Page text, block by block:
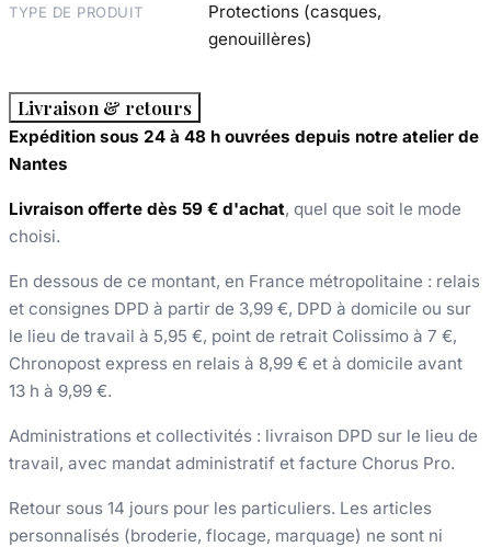
TYPE DE PRODUIT
Protections (casques,
genouillères)
Livraison & retours
Expédition sous 24 à 48 h ouvrées depuis notre atelier de
Nantes
Livraison offerte dès 59 € d'achat, quel que soit le mode
choisi.
En dessous de ce montant, en France métropolitaine : relais
et consignes DPD à partir de 3,99 €, DPD à domicile ou sur
le lieu de travail à 5,95 €, point de retrait Colissimo à 7 €,
Chronopost express en relais à 8,99 € et à domicile avant
13 h à 9,99 €.
Administrations et collectivités : livraison DPD sur le lieu de
travail, avec mandat administratif et facture Chorus Pro.
Retour sous 14 jours pour les particuliers. Les articles
personnalisés (broderie, flocage, marquage) ne sont ni